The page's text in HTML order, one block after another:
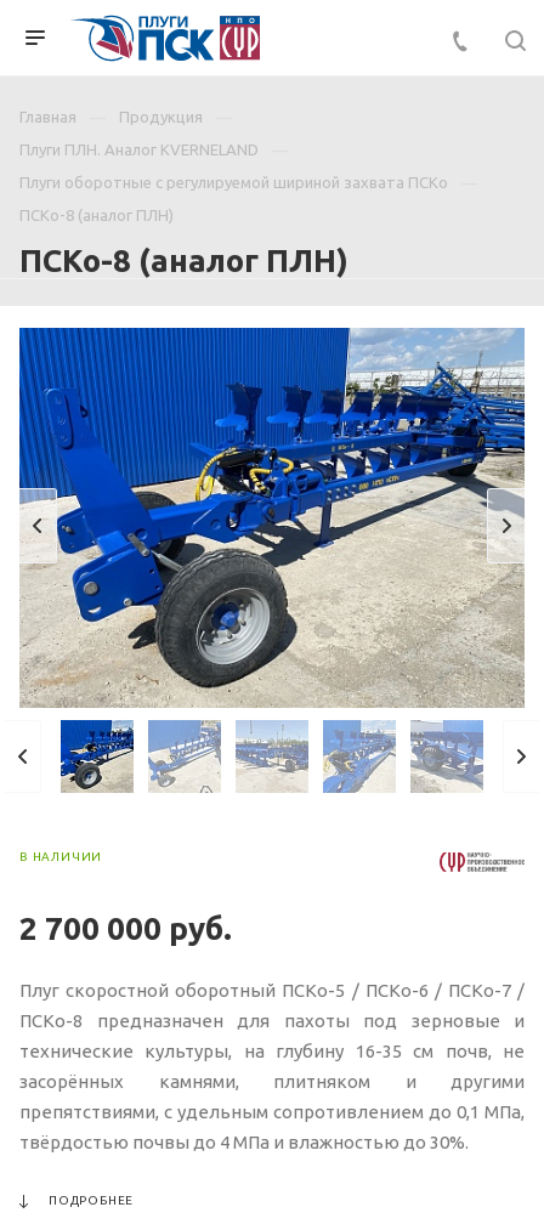
Главная
Продукция
Плуги ПЛН. Аналог KVERNELAND
Плуги оборотные с регулируемой шириной захвата ПСКо
ПСКо-8 (аналог ПЛН)
ПСКо-8 (аналог ПЛН)
В НАЛИЧИИ
2 700 000 руб.
Плуг скоростной оборотный ПСКо-5 / ПСКо-6 / ПСКо-7 /
ПСКо-8 предназначен для пахоты под зерновые и
технические культуры, на глубину 16-35 см почв, не
засорённых камнями, плитняком и другими
препятствиями, с удельным сопротивлением до 0,1 МПа,
твёрдостью почвы до 4 МПа и влажностью до 30%.
ПОДРОБНЕЕ